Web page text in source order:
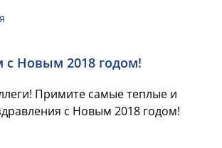
с Новым 2018 годом!
Примите самые теплые и
с Новым 2018 годом!